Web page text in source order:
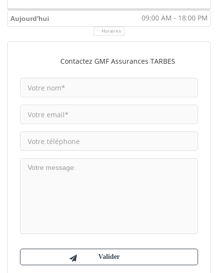
Aujourd'hui 09:00 AM - 18:00 PM
Horaires
Contactez GMF Assurances TARBES